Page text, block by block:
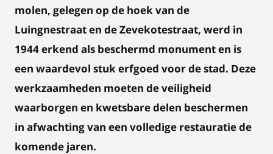
molen, gelegen op de hoek van de
Luingnestraat en de Zevekotestraat, werd in
1944 erkend als beschermd monument en is
een waardevol stuk erfgoed voor de stad. Deze
werkzaamheden moeten de veiligheid
waarborgen en kwetsbare delen beschermen
in afwachting van een volledige restauratie de
komende jaren.